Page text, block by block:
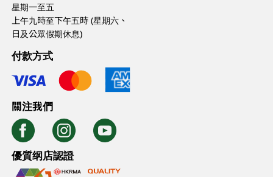
星期一至五
上午九時至下午五時 (星期六、
日及公眾假期休息)
付款方式
關注我們
優質纲店認證